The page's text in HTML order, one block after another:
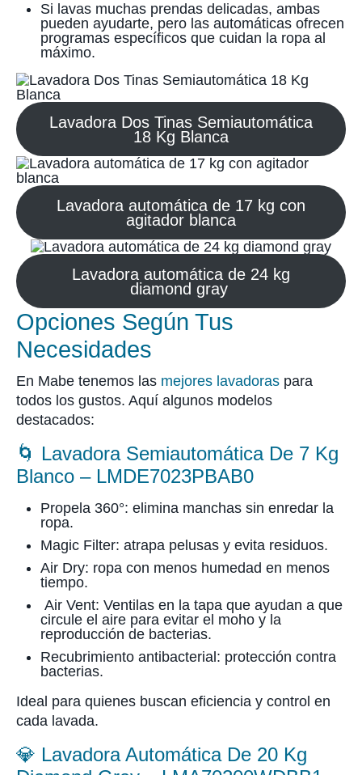
Si lavas muchas prendas delicadas, ambas
pueden ayudarte, pero las automáticas ofrecen
programas específicos que cuidan la ropa al
máximo.
Lavadora Dos Tinas Semiautomática
18 Kg Blanca
Lavadora automática de 17 kg con
agitador blanca
Lavadora automática de 24 kg
diamond gray
Opciones Según Tus
Necesidades
En Mabe tenemos las mejores lavadoras para
todos los gustos. Aquí algunos modelos
destacados:
🌀 Lavadora Semiautomática De 7 Kg
Blanco – LMDE7023PBAB0
Propela 360°: elimina manchas sin enredar la
ropa.
Magic Filter: atrapa pelusas y evita residuos.
Air Dry: ropa con menos humedad en menos
tiempo.
Air Vent: Ventilas en la tapa que ayudan a que
circule el aire para evitar el moho y la
reproducción de bacterias.
Recubrimiento antibacterial: protección contra
bacterias.
Ideal para quienes buscan eficiencia y control en
cada lavada.
💎 Lavadora Automática De 20 Kg